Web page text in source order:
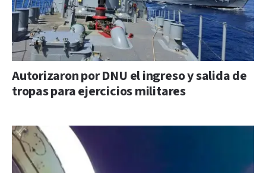
Autorizaron por DNU el ingreso y salida de
tropas para ejercicios militares